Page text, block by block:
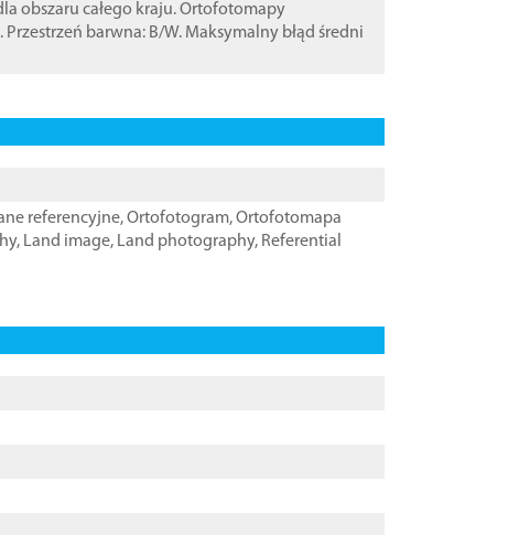
obszaru całego kraju. Ortofotomapy
barwna: B/W. Maksymalny błąd średni
referencyjne,Ortofotogram,Ortofotomapa
, Land image, Land photography, Referential